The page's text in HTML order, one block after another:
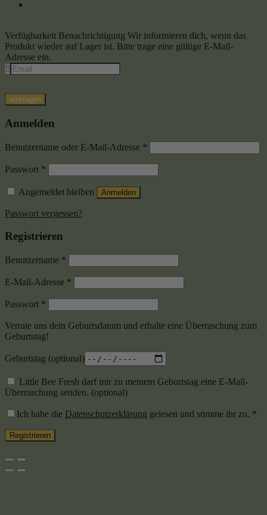
Verfügbarkeit Benachrichtigung Wir informieren dich, wenn das
Produkt wieder auf Lager ist. Bitte trage eine gültige E-Mail-
Adresse ein.
eintragen
Anmelden
Benutzername oder E-Mail-Adresse *
Passwort *
Angemeldet bleiben Anmelden
Passwort vergessen?
Registrieren
Benutzername *
E-Mail-Adresse *
Passwort *
Verrate uns dein Geburtsdatum und erhalte eine Überraschung zum
Geburtstag!
Geburtstag (optional)
Little Bee Fresh darf mir zu meinem Geburtstag eine E-Mail-
Überraschung senden. (optional)
Ich habe die Datenschutzerklärung gelesen und stimme ihr zu. *
Registrieren